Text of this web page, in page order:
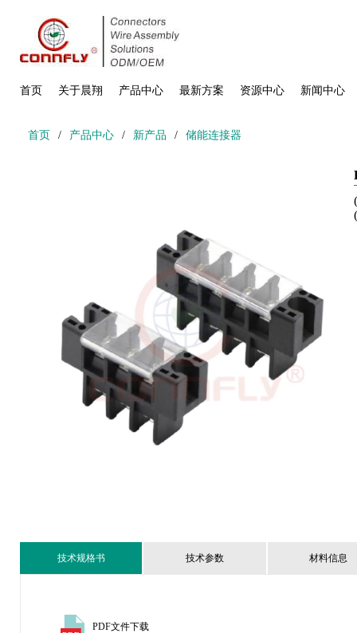
首页 关于晨翔 产品中心 最新方案 资源中心 新闻中心
首页 / 产品中心 / 新产品 / 储能连接器
技术规格书 技术参数 材料信息
PDF文件下载